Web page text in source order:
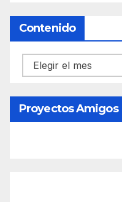
Contenido
Contenido
Proyectos Amigos